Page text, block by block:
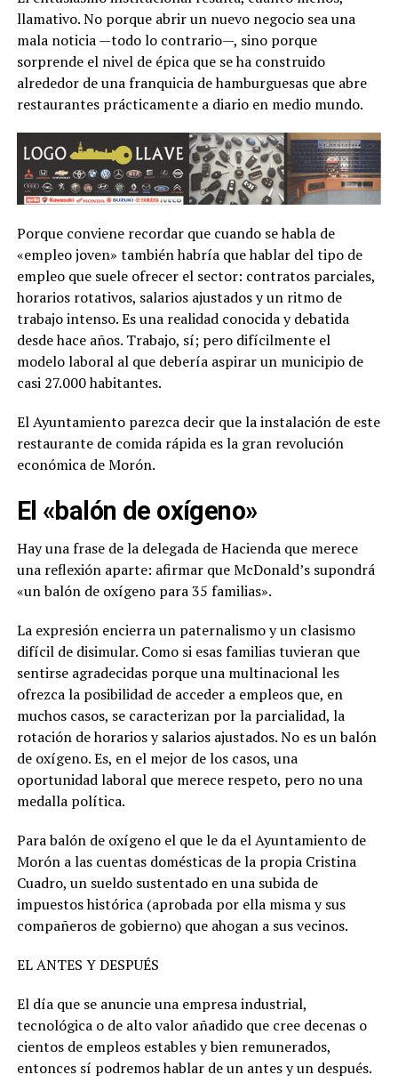
llamativo. No porque abrir un nuevo negocio sea una
mala noticia —todo lo contrario—, sino porque
sorprende el nivel de épica que se ha construido
alrededor de una franquicia de hamburguesas que abre
restaurantes prácticamente a diario en medio mundo.
Porque conviene recordar que cuando se habla de
«empleo joven» también habría que hablar del tipo de
empleo que suele ofrecer el sector: contratos parciales,
horarios rotativos, salarios ajustados y un ritmo de
trabajo intenso. Es una realidad conocida y debatida
desde hace años. Trabajo, sí; pero difícilmente el
modelo laboral al que debería aspirar un municipio de
casi 27.000 habitantes.
El Ayuntamiento parezca decir que la instalación de este
restaurante de comida rápida es la gran revolución
económica de Morón.
El «balón de oxígeno»
Hay una frase de la delegada de Hacienda que merece
una reflexión aparte: afirmar que McDonald’s supondrá
«un balón de oxígeno para 35 familias».
La expresión encierra un paternalismo y un clasismo
difícil de disimular. Como si esas familias tuvieran que
sentirse agradecidas porque una multinacional les
ofrezca la posibilidad de acceder a empleos que, en
muchos casos, se caracterizan por la parcialidad, la
rotación de horarios y salarios ajustados. No es un balón
de oxígeno. Es, en el mejor de los casos, una
oportunidad laboral que merece respeto, pero no una
medalla política.
Para balón de oxígeno el que le da el Ayuntamiento de
Morón a las cuentas domésticas de la propia Cristina
Cuadro, un sueldo sustentado en una subida de
impuestos histórica (aprobada por ella misma y sus
compañeros de gobierno) que ahogan a sus vecinos.
EL ANTES Y DESPUÉS
El día que se anuncie una empresa industrial,
tecnológica o de alto valor añadido que cree decenas o
cientos de empleos estables y bien remunerados,
entonces sí podremos hablar de un antes y un después.